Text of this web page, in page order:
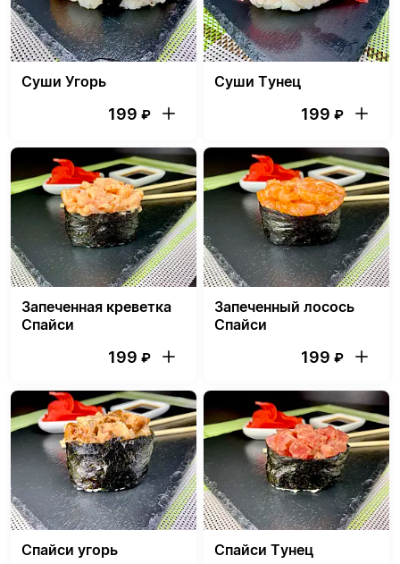
Суши Угорь
199 ₽
Суши Тунец
199 ₽
Запеченная креветка
Спайси
199 ₽
Запеченный лосось
Спайси
199 ₽
Спайси угорь Спайси Тунец